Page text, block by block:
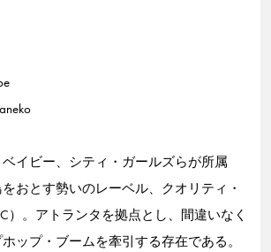
イビー、シティ・ガールズらが所属
おとす勢いのレーベル、クオリティ・
）。アトランタを拠点とし、間違いなく
ップ・ブームを牽引する存在である。